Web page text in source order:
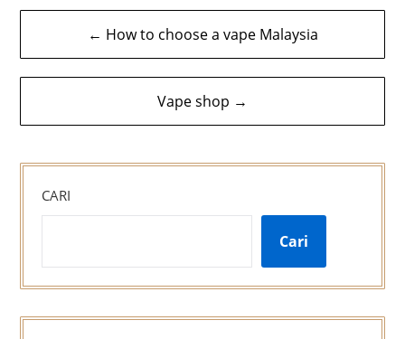
Navigasi
kiriman
← How to choose a vape Malaysia
Vape shop →
CARI
Cari